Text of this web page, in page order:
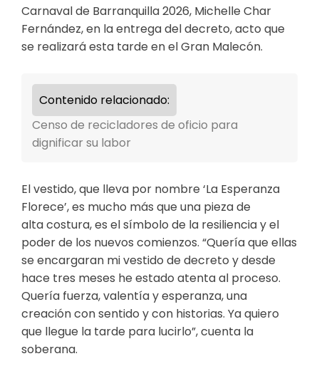
Carnaval de Barranquilla 2026, Michelle Char
Fernández, en la entrega del decreto, acto que
se realizará esta tarde en el Gran Malecón.
Contenido relacionado:
Censo de recicladores de oficio para
dignificar su labor
El vestido, que lleva por nombre ‘La Esperanza
Florece’, es mucho más que una pieza de
alta costura, es el símbolo de la resiliencia y el
poder de los nuevos comienzos. “Quería que ellas
se encargaran mi vestido de decreto y desde
hace tres meses he estado atenta al proceso.
Quería fuerza, valentía y esperanza, una
creación con sentido y con historias. Ya quiero
que llegue la tarde para lucirlo”, cuenta la
soberana.